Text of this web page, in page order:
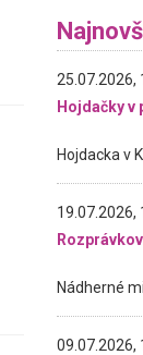
25.07.2026,
Hojdačky v
19.07.2026,
09.07.2026,